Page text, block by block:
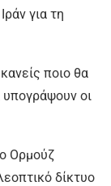
για τη
ποιο θα
υπογράψουν οι
Ορμούζ
δίκτυο